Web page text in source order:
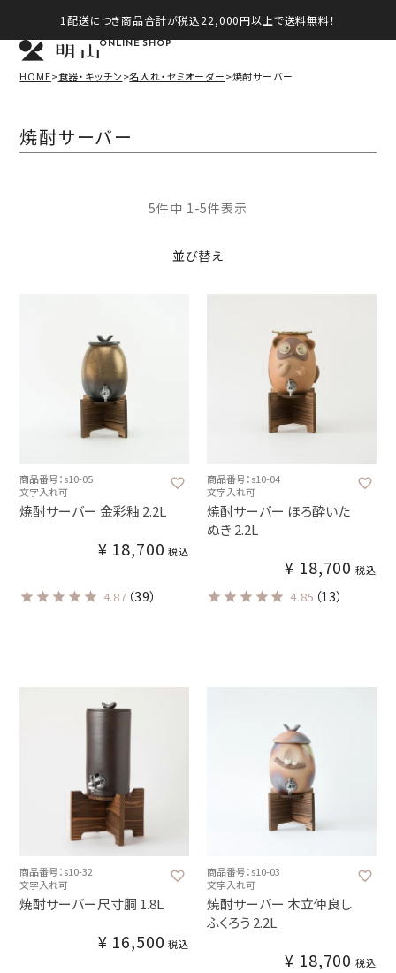
1配送につき商品合計が税込22,000円以上で送料無料！
ONLINE SHOP
HOME 食器・キッチン 名入れ・セミオーダー 焼酎サーバー
焼酎サーバー
並び替え
5件中 1 -5件表示
商品番号：s10-05
文字入れ可
焼酎サーバー 金彩釉 2.2L
¥ 18,700 税込
4.87 （39）
商品番号：s10-04
文字入れ可
焼酎サーバー ほろ酔いた
ぬき 2.2L
¥ 18,700 税込
4.85 （13）
商品番号：s10-32
文字入れ可
焼酎サーバー尺寸胴 1.8L
¥ 16,500 税込
商品番号：s10-03
文字入れ可
焼酎サーバー 木立仲良し
ふくろう 2.2L
¥ 18,700 税込